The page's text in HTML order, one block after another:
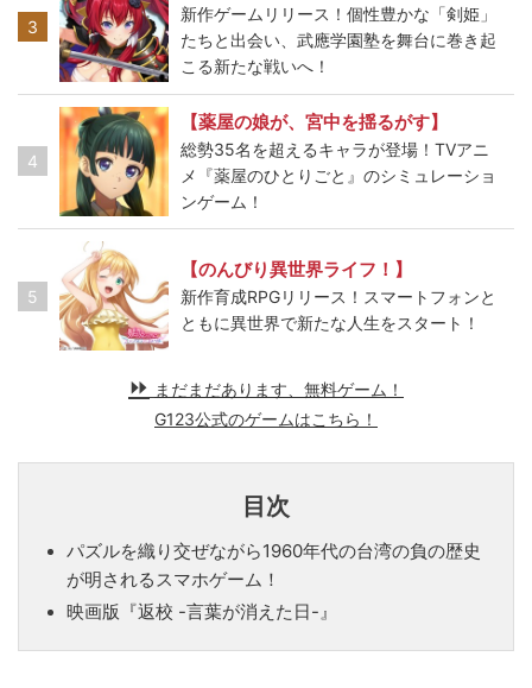
3
新作ゲームリリース！個性豊かな「剣姫」
たちと出会い、武應学園塾を舞台に巻き起
こる新たな戦いへ！
4
【薬屋の娘が、宮中を揺るがす】
総勢35名を超えるキャラが登場！TVアニ
メ『薬屋のひとりごと』のシミュレーショ
ンゲーム！
5
【のんびり異世界ライフ！】
新作育成RPGリリース！スマートフォンと
ともに異世界で新たな人生をスタート！
まだまだあります、無料ゲーム！
G123公式のゲームはこちら！
目次
パズルを織り交ぜながら1960年代の台湾の負の歴史
が明されるスマホゲーム！
映画版『返校 -言葉が消えた日-』